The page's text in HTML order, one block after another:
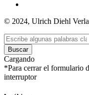
© 2024, Ulrich Diehl
Buscar
Cargando
*Para cerrar el formulario
interruptor